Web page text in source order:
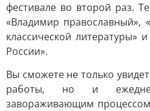
фестивале во второй раз.
«Владимир православный»,
классической литературы»
России».
Вы сможете не только
работы, но и
завораживающим